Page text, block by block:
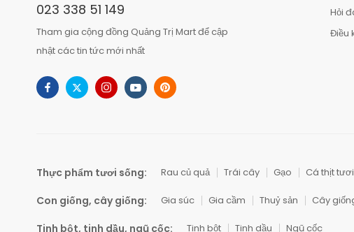
023 338 51 149
Tham gia cộng đồng Quảng Trị Mart để cập
nhật các tin tức mới nhất
Hỏi
Điều
Thực phẩm tươi sống: Rau củ quả Trái cây Gạo Cá thịt tươi
Con giống, cây giống: Gia súc Gia cầm Thuỷ sản Cây
Tinh bột, tinh dầu, ngũ cốc: Tinh bột Tinh dầu Ngũ cốc